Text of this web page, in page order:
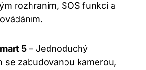
rozhraním, SOS funkcí a
5 – Jednoduchý
se zabudovanou kamerou,